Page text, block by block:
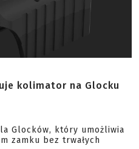
kolimator na Glocku
Glocków, który umożliwia
zamku bez trwałych